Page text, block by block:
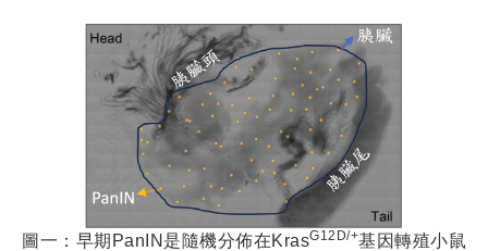
圖一：早期PanIN是隨機分佈在KrasG12D/+基因轉殖小鼠